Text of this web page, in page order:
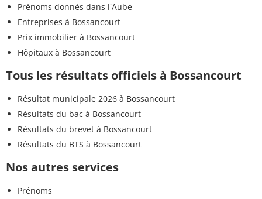
Prénoms donnés dans l'Aube
Entreprises à Bossancourt
Prix immobilier à Bossancourt
Hôpitaux à Bossancourt
Tous les résultats officiels à Bossancourt
Résultat municipale 2026 à Bossancourt
Résultats du bac à Bossancourt
Résultats du brevet à Bossancourt
Résultats du BTS à Bossancourt
Nos autres services
Prénoms